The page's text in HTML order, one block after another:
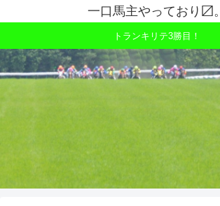
一口馬主やっており〼。
トランキリテ3勝目！